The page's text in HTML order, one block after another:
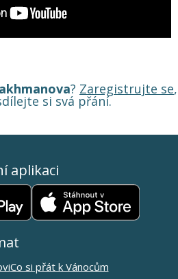
? Zaregistrujte se,
si svá přání.
aplikaci
Co si přát k Vánocům